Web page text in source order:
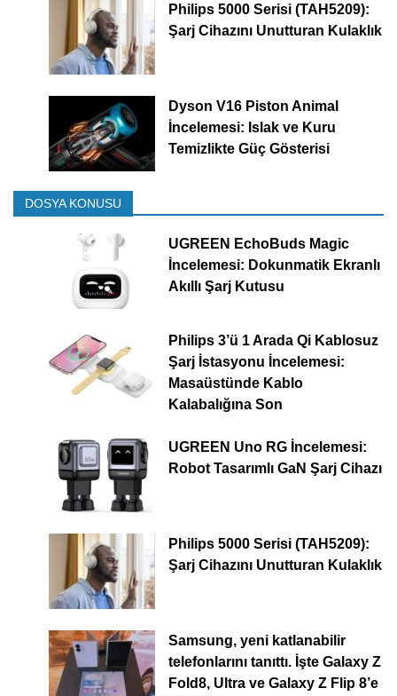
Philips 5000 Serisi (TAH5209):
Şarj Cihazını Unutturan Kulaklık
Dyson V16 Piston Animal
İncelemesi: Islak ve Kuru
Temizlikte Güç Gösterisi
DOSYA KONUSU
UGREEN EchoBuds Magic
İncelemesi: Dokunmatik Ekranlı
Akıllı Şarj Kutusu
Philips 3’ü 1 Arada Qi Kablosuz
Şarj İstasyonu İncelemesi:
Masaüstünde Kablo
Kalabalığına Son
UGREEN Uno RG İncelemesi:
Robot Tasarımlı GaN Şarj Cihazı
Philips 5000 Serisi (TAH5209):
Şarj Cihazını Unutturan Kulaklık
Samsung, yeni katlanabilir
telefonlarını tanıttı. İşte Galaxy Z
Fold8, Ultra ve Galaxy Z Flip 8’e